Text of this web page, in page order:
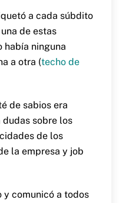
a cada súbdito
de estas
había ninguna
a otra (techo de
de sabios era
sobre los
de los
la empresa y job
y comunicó a todos